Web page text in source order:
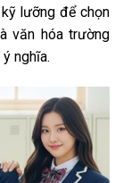
lưỡng để chọn
văn hóa trường
nghĩa.